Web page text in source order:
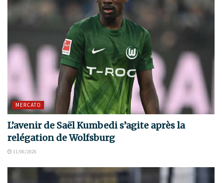
MERCATO
L’avenir de Saël Kumbedi s’agite après la
relégation de Wolfsburg
11/06/2026